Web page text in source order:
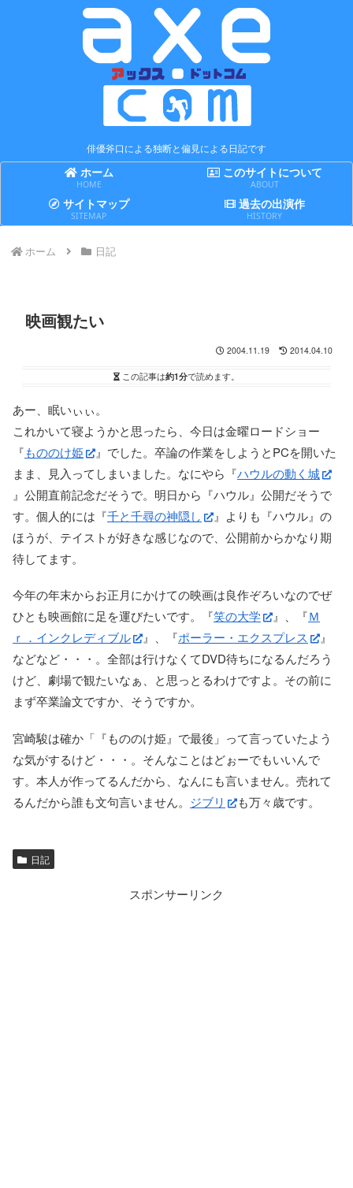
俳優斧口による独断と偏見による日記です
ホーム
HOME
このサイトについて
ABOUT
サイトマップ
SITEMAP
過去の出演作
HISTORY
ホーム 日記
映画観たい
2004.11.19 2014.04.10
この記事は約1分で読めます。
あー、眠いぃぃ。
これかいて寝ようかと思ったら、今日は金曜ロードショー
『もののけ姫
』でした。卒論の作業をしようとPCを開いた
まま、見入ってしまいました。なにやら『ハウルの動く城
』公開直前記念だそうで。明日から『ハウル』公開だそうで
す。個人的には『千と千尋の神隠し
』よりも『ハウル』の
ほうが、テイストが好きな感じなので、公開前からかなり期
待してます。
今年の年末からお正月にかけての映画は良作ぞろいなのでぜ
ひとも映画館に足を運びたいです。『笑の大学 』、『Ｍ
ｒ．インクレディブル
』、『ポーラー・エクスプレス
』
などなど・・・。全部は行けなくてDVD待ちになるんだろう
けど、劇場で観たいなぁ、と思っとるわけですよ。その前に
まず卒業論文ですか、そうですか。
宮崎駿は確か「『もののけ姫』で最後」って言っていたよう
な気がするけど・・・。そんなことはどぉーでもいいんで
す。本人が作ってるんだから、なんにも言いません。売れて
るんだから誰も文句言いません。 ジブリ も万々歳です。
日記
スポンサーリンク